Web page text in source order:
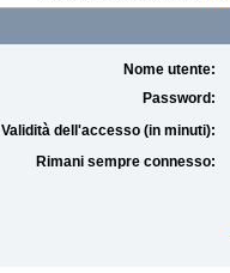
Nome utente:
Password:
Validità dell'accesso (in minuti):
Rimani sempre connesso: